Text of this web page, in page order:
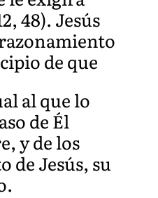
48). Jesús
de que
al que lo
de Él
y de los
de Jesús, su